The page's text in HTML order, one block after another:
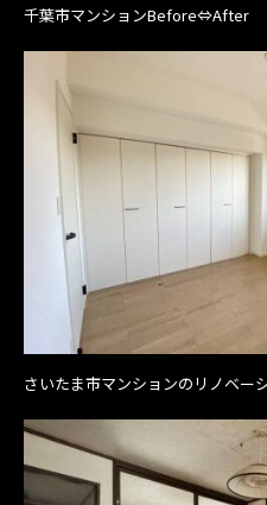
千葉市マンションBefore⇔After
さいたま市マンションのリノベー